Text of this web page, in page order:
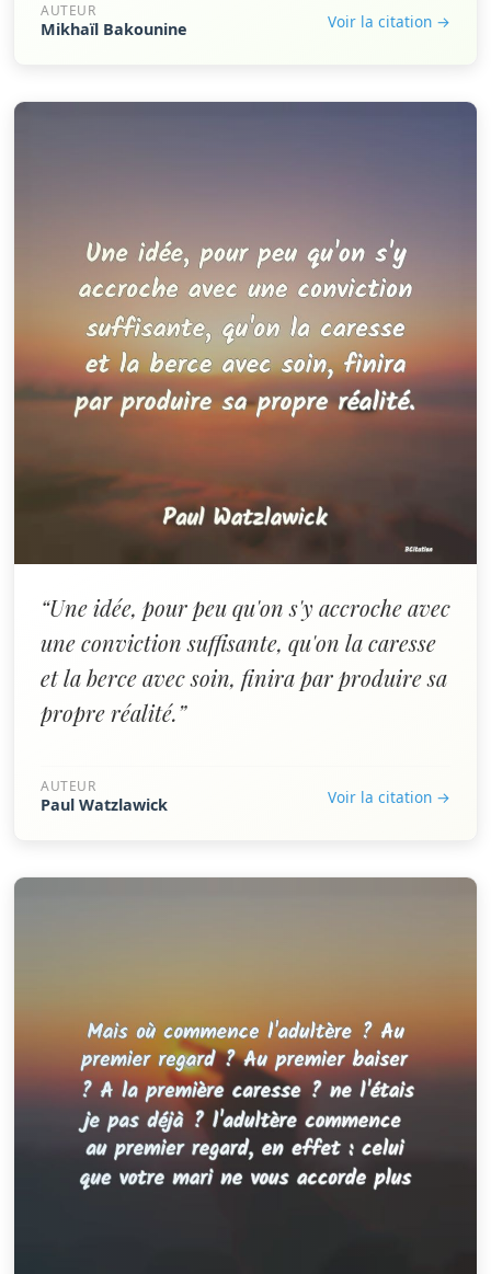
AUTEUR
Mikhaïl Bakounine Voir la citation →
“Une idée, pour peu qu'on s'y accroche avec
une conviction suffisante, qu'on la caresse
et la berce avec soin, finira par produire sa
propre réalité.”
AUTEUR
Paul Watzlawick Voir la citation →